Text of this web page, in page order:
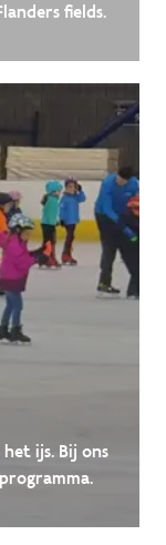
fields.
ijs. Bij ons